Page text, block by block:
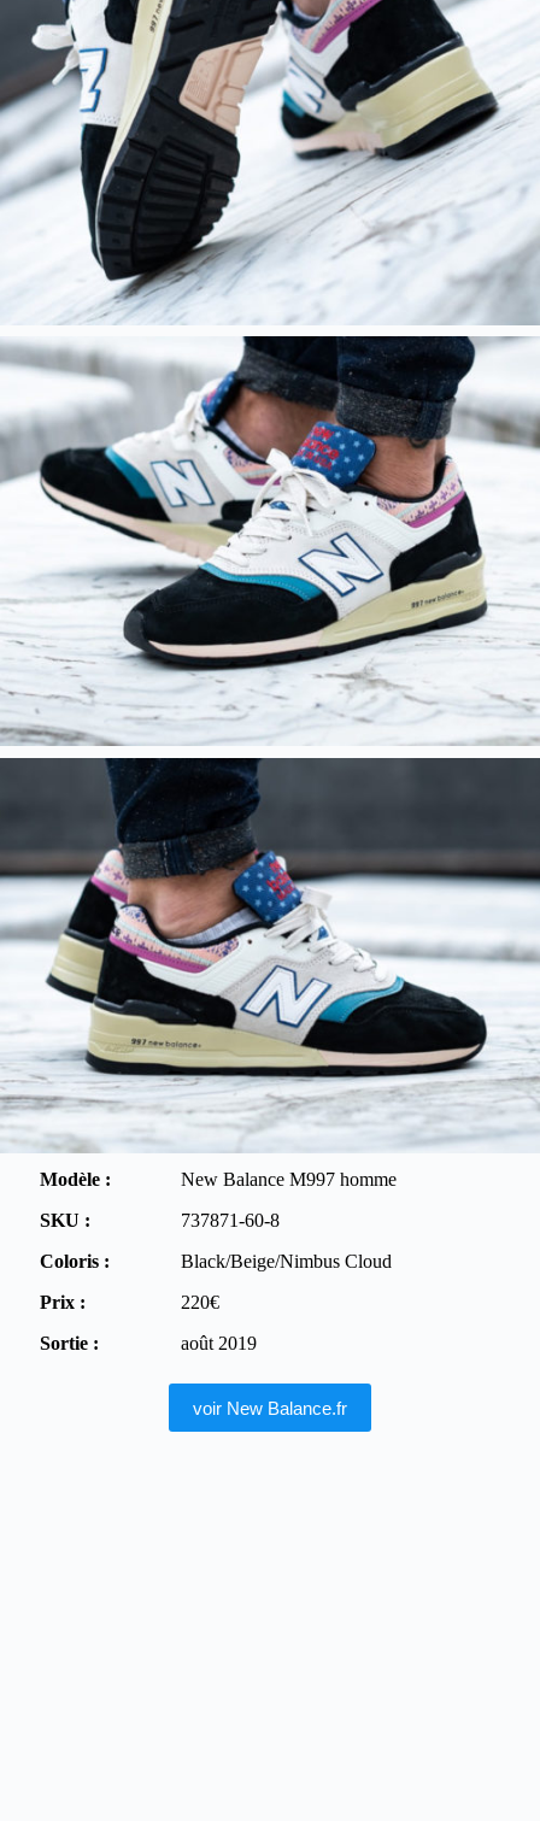
Modèle :
New Balance M997 homme
SKU :
737871-60-8
Coloris :
Black/Beige/Nimbus Cloud
Prix :
220€
Sortie :
août 2019
voir New Balance.fr